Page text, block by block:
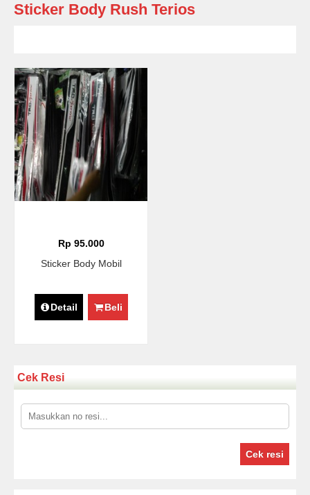
Sticker Body Rush Terios
Rp 95.000
Sticker Body Mobil
Detail Beli
Cek Resi
Cek resi